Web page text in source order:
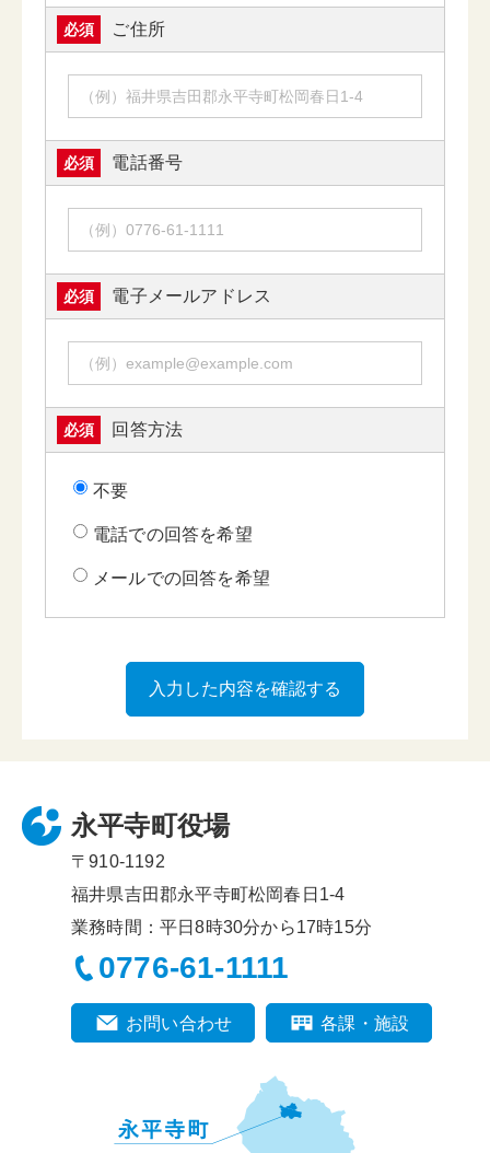
必須 ご住所
必須 電話番号
必須 電子メールアドレス
必須 回答方法
不要
電話での回答を希望
メールでの回答を希望
永平寺町役場
〒910-1192
福井県吉田郡永平寺町松岡春日1-4
業務時間：平日8時30分から17時15分
0776-61-1111
お問い合わせ 各課・施設